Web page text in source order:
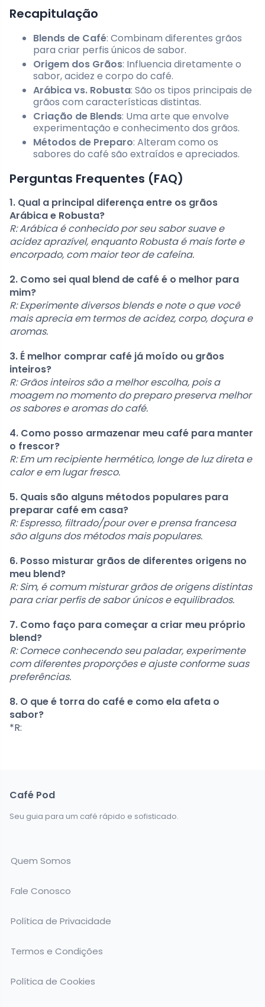
Recapitulação
Blends de Café: Combinam diferentes grãos
para criar perfis únicos de sabor.
Origem dos Grãos: Influencia diretamente o
sabor, acidez e corpo do café.
Arábica vs. Robusta: São os tipos principais de
grãos com características distintas.
Criação de Blends: Uma arte que envolve
experimentação e conhecimento dos grãos.
Métodos de Preparo: Alteram como os
sabores do café são extraídos e apreciados.
Perguntas Frequentes (FAQ)
1. Qual a principal diferença entre os grãos
Arábica e Robusta?
R: Arábica é conhecido por seu sabor suave e
acidez aprazível, enquanto Robusta é mais forte e
encorpado, com maior teor de cafeína.
2. Como sei qual blend de café é o melhor para
mim?
R: Experimente diversos blends e note o que você
mais aprecia em termos de acidez, corpo, doçura e
aromas.
3. É melhor comprar café já moído ou grãos
inteiros?
R: Grãos inteiros são a melhor escolha, pois a
moagem no momento do preparo preserva melhor
os sabores e aromas do café.
4. Como posso armazenar meu café para manter
o frescor?
R: Em um recipiente hermético, longe de luz direta e
calor e em lugar fresco.
5. Quais são alguns métodos populares para
preparar café em casa?
R: Espresso, filtrado/pour over e prensa francesa
são alguns dos métodos mais populares.
6. Posso misturar grãos de diferentes origens no
meu blend?
R: Sim, é comum misturar grãos de origens distintas
para criar perfis de sabor únicos e equilibrados.
7. Como faço para começar a criar meu próprio
blend?
R: Comece conhecendo seu paladar, experimente
com diferentes proporções e ajuste conforme suas
preferências.
8. O que é torra do café e como ela afeta o
sabor?
*R:
Café Pod
Seu guia para um café rápido e sofisticado.
Quem Somos
Fale Conosco
Política de Privacidade
Termos e Condições
Política de Cookies